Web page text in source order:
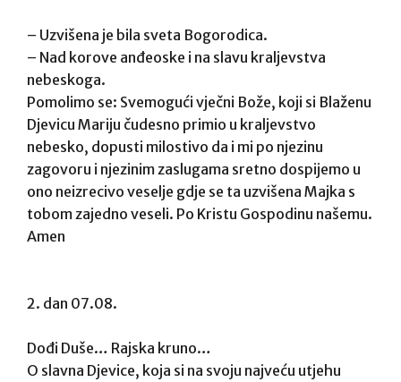
– Uzvišena je bila sveta Bogorodica.
– Nad korove anđeoske i na slavu kraljevstva
nebeskoga.
Pomolimo se: Svemogući vječni Bože, koji si Blaženu
Djevicu Mariju čudesno primio u kraljevstvo
nebesko, dopusti milostivo da i mi po njezinu
zagovoru i njezinim zaslugama sretno dospijemo u
ono neizrecivo veselje gdje se ta uzvišena Majka s
tobom zajedno veseli. Po Kristu Gospodinu našemu.
Amen
2. dan 07.08.
Dođi Duše… Rajska kruno…
O slavna Djevice, koja si na svoju najveću utjehu